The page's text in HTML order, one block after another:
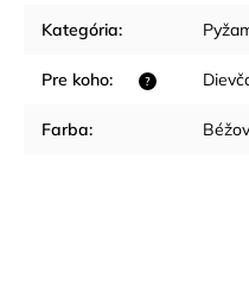
Kategória:
?
Pre koho:
Farba: